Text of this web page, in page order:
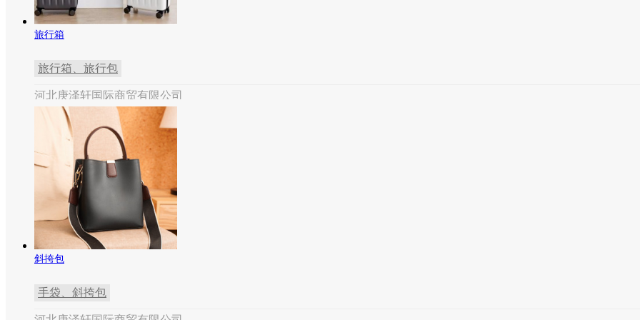
旅行箱
旅行箱、旅行包
河北庚泽轩国际商贸有限公司
斜挎包
手袋、斜挎包